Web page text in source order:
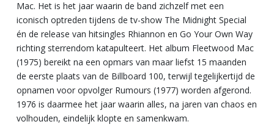
Mac. Het is het jaar waarin de band zichzelf met een
iconisch optreden tijdens de tv-show The Midnight Special
én de release van hitsingles Rhiannon en Go Your Own Way
richting sterrendom katapulteert. Het album Fleetwood Mac
(1975) bereikt na een opmars van maar liefst 15 maanden
de eerste plaats van de Billboard 100, terwijl tegelijkertijd de
opnamen voor opvolger Rumours (1977) worden afgerond.
1976 is daarmee het jaar waarin alles, na jaren van chaos en
volhouden, eindelijk klopte en samenkwam.